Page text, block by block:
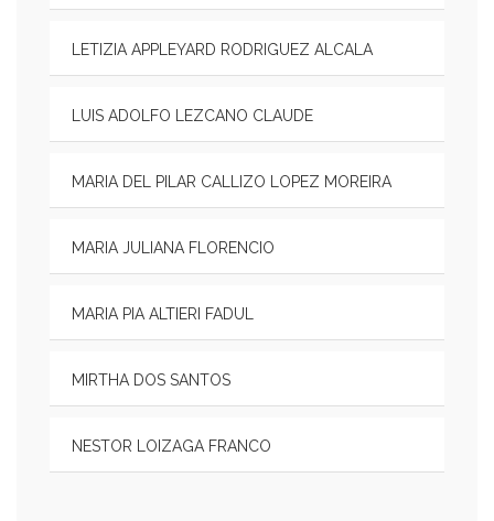
LETIZIA APPLEYARD RODRIGUEZ ALCALA
LUIS ADOLFO LEZCANO CLAUDE
MARIA DEL PILAR CALLIZO LOPEZ MOREIRA
MARIA JULIANA FLORENCIO
MARIA PIA ALTIERI FADUL
MIRTHA DOS SANTOS
NESTOR LOIZAGA FRANCO